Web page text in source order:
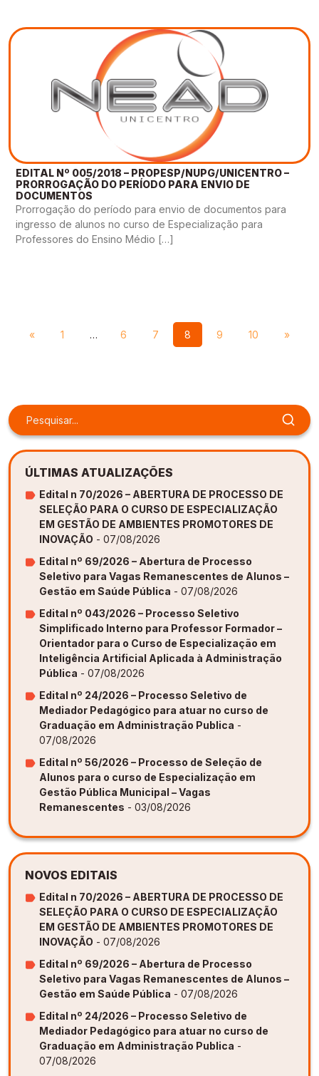
EDITAL Nº 005/2018 – PROPESP/NUPG/UNICENTRO –
PRORROGAÇÃO DO PERÍODO PARA ENVIO DE
DOCUMENTOS
Prorrogação do período para envio de documentos para
ingresso de alunos no curso de Especialização para
Professores do Ensino Médio […]
« 1 … 6 7 8 9 10 »
ÚLTIMAS ATUALIZAÇÕES
Edital n 70/2026 – ABERTURA DE PROCESSO DE
SELEÇÃO PARA O CURSO DE ESPECIALIZAÇÃO
EM GESTÃO DE AMBIENTES PROMOTORES DE
INOVAÇÃO - 07/08/2026
Edital nº 69/2026 – Abertura de Processo
Seletivo para Vagas Remanescentes de Alunos –
Gestão em Saúde Pública - 07/08/2026
Edital nº 043/2026 – Processo Seletivo
Simplificado Interno para Professor Formador –
Orientador para o Curso de Especialização em
Inteligência Artificial Aplicada à Administração
Pública - 07/08/2026
Edital nº 24/2026 – Processo Seletivo de
Mediador Pedagógico para atuar no curso de
Graduação em Administração Publica -
07/08/2026
Edital nº 56/2026 – Processo de Seleção de
Alunos para o curso de Especialização em
Gestão Pública Municipal – Vagas
Remanescentes - 03/08/2026
NOVOS EDITAIS
Edital n 70/2026 – ABERTURA DE PROCESSO DE
SELEÇÃO PARA O CURSO DE ESPECIALIZAÇÃO
EM GESTÃO DE AMBIENTES PROMOTORES DE
INOVAÇÃO - 07/08/2026
Edital nº 69/2026 – Abertura de Processo
Seletivo para Vagas Remanescentes de Alunos –
Gestão em Saúde Pública - 07/08/2026
Edital nº 24/2026 – Processo Seletivo de
Mediador Pedagógico para atuar no curso de
Graduação em Administração Publica -
07/08/2026